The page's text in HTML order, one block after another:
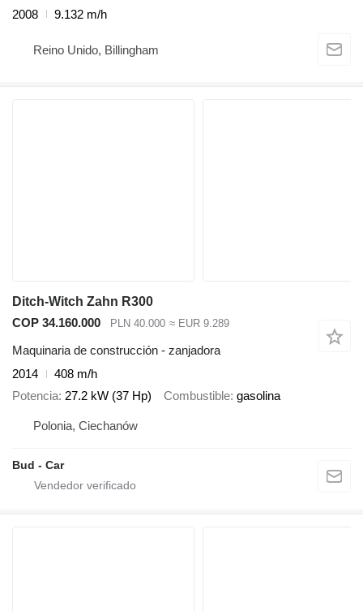
2008
9.132 m/h
Reino Unido, Billingham
Ditch-Witch Zahn R300
COP 34.160.000
PLN 40.000 ≈ EUR 9.289
Maquinaria de construcción - zanjadora
2014
408 m/h
Potencia 27.2 kW (37 Hp) Combustible gasolina
Polonia, Ciechanów
Bud - Car